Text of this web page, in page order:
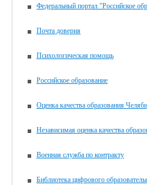
Федеральный портал "Российское
Почта доверия
Психологическая помощь
Российское образование
Оценка качества образования
Независимая оценка качества
Военная служба по контракту
Библиотека цифрового